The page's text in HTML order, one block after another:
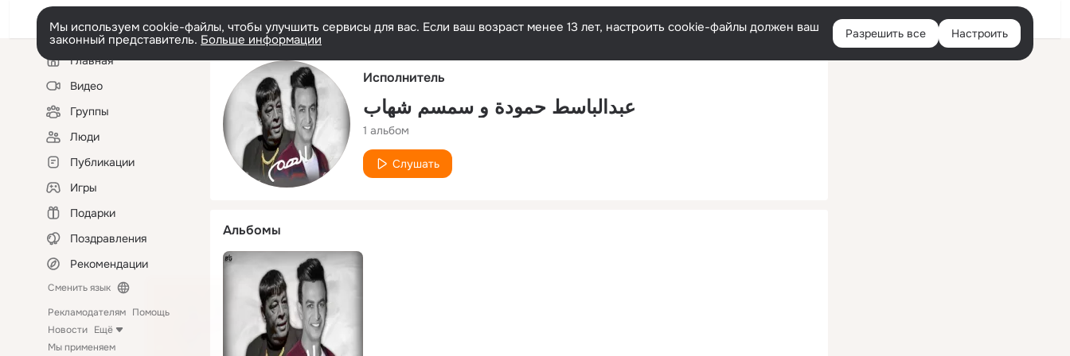
Русский Войти
Мы используем cookie-файлы, чтобы улучшить сервисы для вас. Если ваш возраст менее 13 лет, настроить cookie-файлы должен ваш
законный представитель. Больше информации Разрешить все Настроить
Левая
колонкаГлавная
Видео
Группы
Люди
Публикации
Игры
Подарки
Поздравления
Рекомендации
Сменить язык
Рекламодателям Помощь
Новости Ещё
Мы применяем
Исполнитель
عبدالباسط حمودة و سمسم شهاب
1 альбом
Слушать
Альбомы